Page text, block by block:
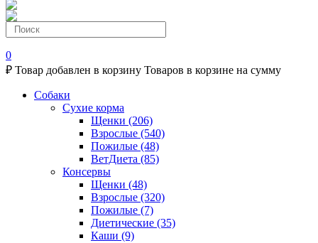
0
₽ Товар добавлен в корзину Товаров в корзине на сумму
Собаки
Сухие корма
Щенки (206)
Взрослые (540)
Пожилые (48)
ВетДиета (85)
Консервы
Щенки (48)
Взрослые (320)
Пожилые (7)
Диетические (35)
Каши (9)